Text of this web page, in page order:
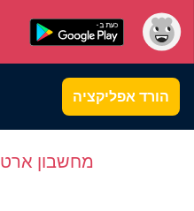
הורד אפליקציה
מחשבון